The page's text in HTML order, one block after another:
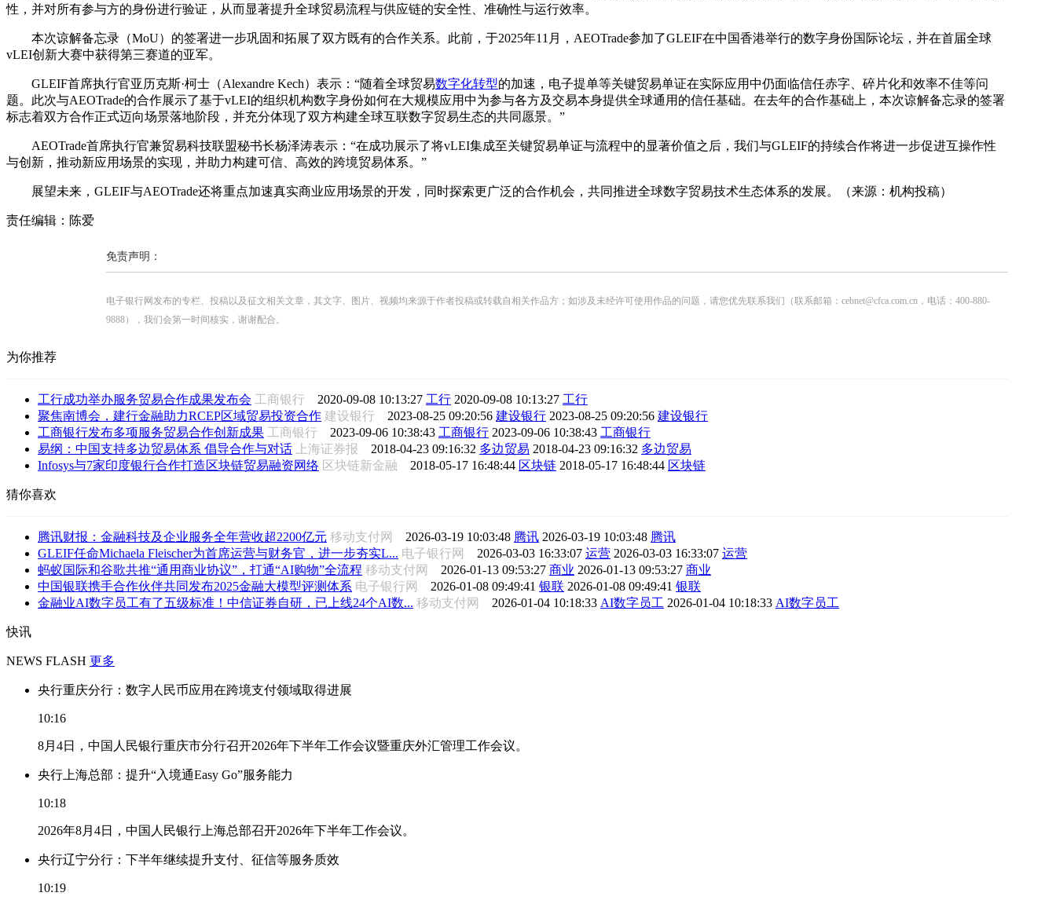
性，并对所有参与方的身份进行验证，从而显著提升全球贸易流程与供应链的安全性、准确性与运行效率。
本次谅解备忘录（MoU）的签署进一步巩固和拓展了双方既有的合作关系。此前，于2025年11月，AEOTrade参加了GLEIF在中国香港举行的数字身份国际论坛，并在首届全球
vLEI创新大赛中获得第三赛道的亚军。
GLEIF首席执行官亚历克斯·柯士（Alexandre Kech）表示：“随着全球贸易数字化转型的加速，电子提单等关键贸易单证在实际应用中仍面临信任赤字、碎片化和效率不佳等问
题。此次与AEOTrade的合作展示了基于vLEI的组织机构数字身份如何在大规模应用中为参与各方及交易本身提供全球通用的信任基础。在去年的合作基础上，本次谅解备忘录的签署
标志着双方合作正式迈向场景落地阶段，并充分体现了双方构建全球互联数字贸易生态的共同愿景。”
AEOTrade首席执行官兼贸易科技联盟秘书长杨泽涛表示：“在成功展示了将vLEI集成至关键贸易单证与流程中的显著价值之后，我们与GLEIF的持续合作将进一步促进互操作性
与创新，推动新应用场景的实现，并助力构建可信、高效的跨境贸易体系。”
展望未来，GLEIF与AEOTrade还将重点加速真实商业应用场景的开发，同时探索更广泛的合作机会，共同推进全球数字贸易技术生态体系的发展。（来源：机构投稿）
责任编辑：陈爱
免责声明：
电子银行网发布的专栏、投稿以及征文相关文章，其文字、图片、视频均来源于作者投稿或转载自相关作品方；如涉及未经许可使用作品的问题，请您优先联系我们（联系邮箱：cebnet@cfca.com.cn，电话：400-880-
9888），我们会第一时间核实，谢谢配合。
为你推荐
工行成功举办服务贸易合作成果发布会 工商银行 2020-09-08 10:13:27 工行 2020-09-08 10:13:27 工行
聚焦南博会，建行金融助力RCEP区域贸易投资合作 建设银行 2023-08-25 09:20:56 建设银行 2023-08-25 09:20:56 建设银行
工商银行发布多项服务贸易合作创新成果 工商银行 2023-09-06 10:38:43 工商银行 2023-09-06 10:38:43 工商银行
易纲：中国支持多边贸易体系 倡导合作与对话
上海证券报 2018-04-23 09:16:32 多边贸易 2018-04-23 09:16:32 多边贸易
Infosys与7家印度银行合作打造区块链贸易融资网络 区块链新金融 2018-05-17 16:48:44 区块链 2018-05-17 16:48:44 区块链
猜你喜欢
腾讯财报：金融科技及企业服务全年营收超2200亿元 移动支付网 2026-03-19 10:03:48 腾讯 2026-03-19 10:03:48 腾讯
GLEIF任命Michaela Fleischer为首席运营与财务官，进一步夯实L... 电子银行网 2026-03-03 16:33:07 运营 2026-03-03 16:33:07 运营
蚂蚁国际和谷歌共推“通用商业协议”，打通“AI购物”全流程 移动支付网 2026-01-13 09:53:27 商业 2026-01-13 09:53:27 商业
中国银联携手合作伙伴共同发布2025金融大模型评测体系 电子银行网 2026-01-08 09:49:41 银联 2026-01-08 09:49:41 银联
金融业AI数字员工有了五级标准！中信证券自研，已上线24个AI数... 移动支付网 2026-01-04 10:18:33 AI数字员工 2026-01-04 10:18:33 AI数字员工
快讯
NEWS FLASH 更多
央行重庆分行：数字人民币应用在跨境支付领域取得进展
10:16
8月4日，中国人民银行重庆市分行召开2026年下半年工作会议暨重庆外汇管理工作会议。
央行上海总部：提升“入境通Easy Go”服务能力
10:18
2026年8月4日，中国人民银行上海总部召开2026年下半年工作会议。
央行辽宁分行：下半年继续提升支付、征信等服务质效
10:19